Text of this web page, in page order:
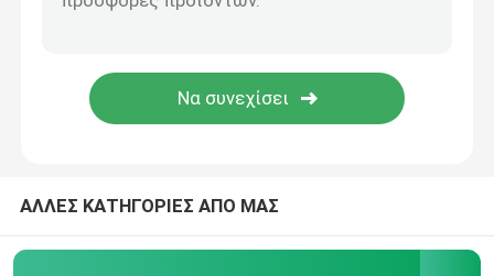
πλαστική υπηρεσία σχηματοποίησης εγχύσεων
ΑΛΛΕΣ ΚΑΤΗΓΟΡΙΕΣ ΑΠΟ ΜΑΣ